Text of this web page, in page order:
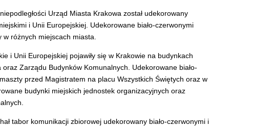
Urząd Miasta Krakowa został udekorowany
i Unii Europejskiej. Udekorowane biało-czerwonymi
różnych miejscach miasta.
i Unii Europejskiej pojawiły się w Krakowie na budynkach
Zarządu Budynków Komunalnych. Udekorowane biało-
przed Magistratem na placu Wszystkich Świętych oraz w
budynki miejskich jednostek organizacyjnych oraz
tabor komunikacji zbiorowej udekorowany biało-czerwonymi i